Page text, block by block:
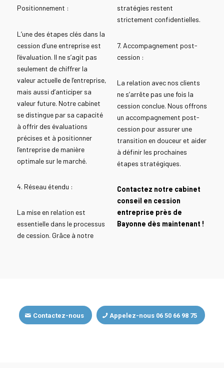
Positionnement :
L’une des étapes clés dans la
cession d’une entreprise est
l’évaluation. Il ne s’agit pas
seulement de chiffrer la
valeur actuelle de l’entreprise,
mais aussi d’anticiper sa
valeur future. Notre cabinet
se distingue par sa capacité
à offrir des évaluations
précises et à positionner
l’entreprise de manière
optimale sur le marché.
4. Réseau étendu :
La mise en relation est
essentielle dans le processus
de cession. Grâce à notre
stratégies restent
strictement confidentielles.
7. Accompagnement post-
cession :
La relation avec nos clients
ne s’arrête pas une fois la
cession conclue. Nous offrons
un accompagnement post-
cession pour assurer une
transition en douceur et aider
à définir les prochaines
étapes stratégiques.
Contactez notre cabinet
conseil en cession
entreprise près de
Bayonne dès maintenant !
Contactez-nous Appelez-nous 06 50 66 98 75